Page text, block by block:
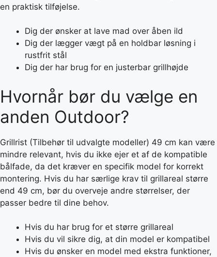
en praktisk tilføjelse.
Dig der ønsker at lave mad over åben ild
Dig der lægger vægt på en holdbar løsning i
rustfrit stål
Dig der har brug for en justerbar grillhøjde
Hvornår bør du vælge en
anden Outdoor?
Grillrist (Tilbehør til udvalgte modeller) 49 cm kan være
mindre relevant, hvis du ikke ejer et af de kompatible
bålfade, da det kræver en specifik model for korrekt
montering. Hvis du har særlige krav til grillareal større
end 49 cm, bør du overveje andre størrelser, der
passer bedre til dine behov.
Hvis du har brug for et større grillareal
Hvis du vil sikre dig, at din model er kompatibel
Hvis du ønsker en model med ekstra funktioner,